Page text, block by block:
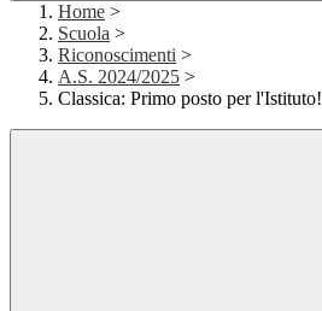
Home >
Scuola >
Riconoscimenti >
A.S. 2024/2025 >
Classica: Primo posto per l'Istituto!